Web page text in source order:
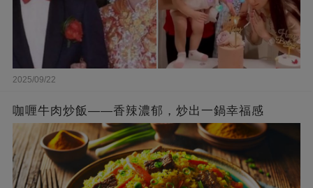
2025/09/22
咖喱牛肉炒飯——香辣濃郁，炒出一鍋幸福感